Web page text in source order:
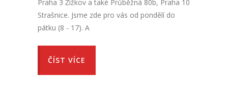
Praha 3 Žižkov a také Průběžná 80b, Praha 10
Strašnice. Jsme zde pro vás od pondělí do
pátku (8 - 17). A
ČÍST VÍCE